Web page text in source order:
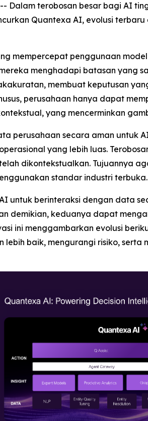
-- Dalam terobosan besar bagi AI
Quantexa AI, evolusi
mempercepat penggunaan
menghadapi batasan
membuat keputusan
perusahaan hanya dapat
yang mencerminkan
perusahaan secara aman untuk
yang lebih luas.
dikontekstualkan. Tujuannya
standar industri terbuka.
untuk berinteraksi dengan data
demikian, keduanya dapat
ini menggambarkan evolusi
baik, mengurangi risiko, serta